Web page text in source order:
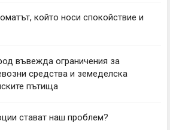
който носи спокойствие и
въвежда ограничения за
средства и земеделска
пътища
стават наш проблем?